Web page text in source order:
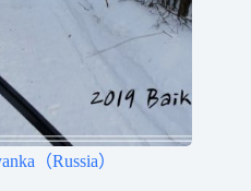
（Russia）